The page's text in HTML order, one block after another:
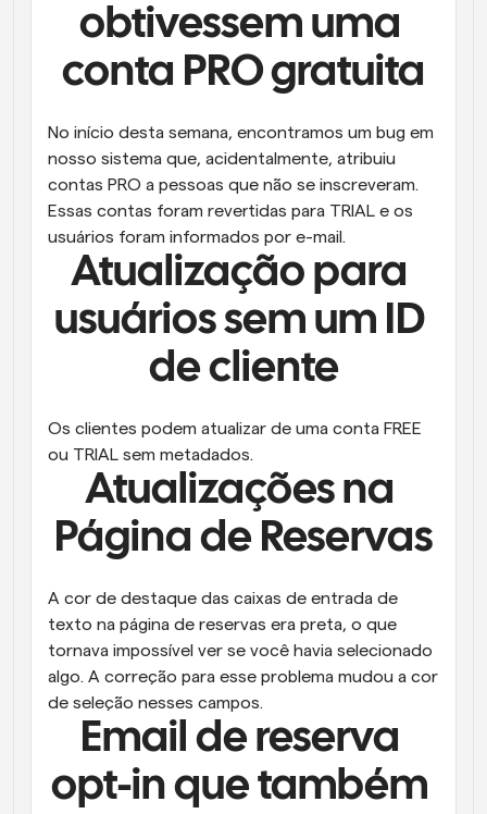
obtivessem uma
conta PRO gratuita
No início desta semana, encontramos um bug em
nosso sistema que, acidentalmente, atribuiu
contas PRO a pessoas que não se inscreveram.
Essas contas foram revertidas para TRIAL e os
usuários foram informados por e-mail.
Atualização para
usuários sem um ID
de cliente
Os clientes podem atualizar de uma conta FREE
ou TRIAL sem metadados.
Atualizações na
Página de Reservas
A cor de destaque das caixas de entrada de
texto na página de reservas era preta, o que
tornava impossível ver se você havia selecionado
algo. A correção para esse problema mudou a cor
de seleção nesses campos.
Email de reserva
opt-in que também